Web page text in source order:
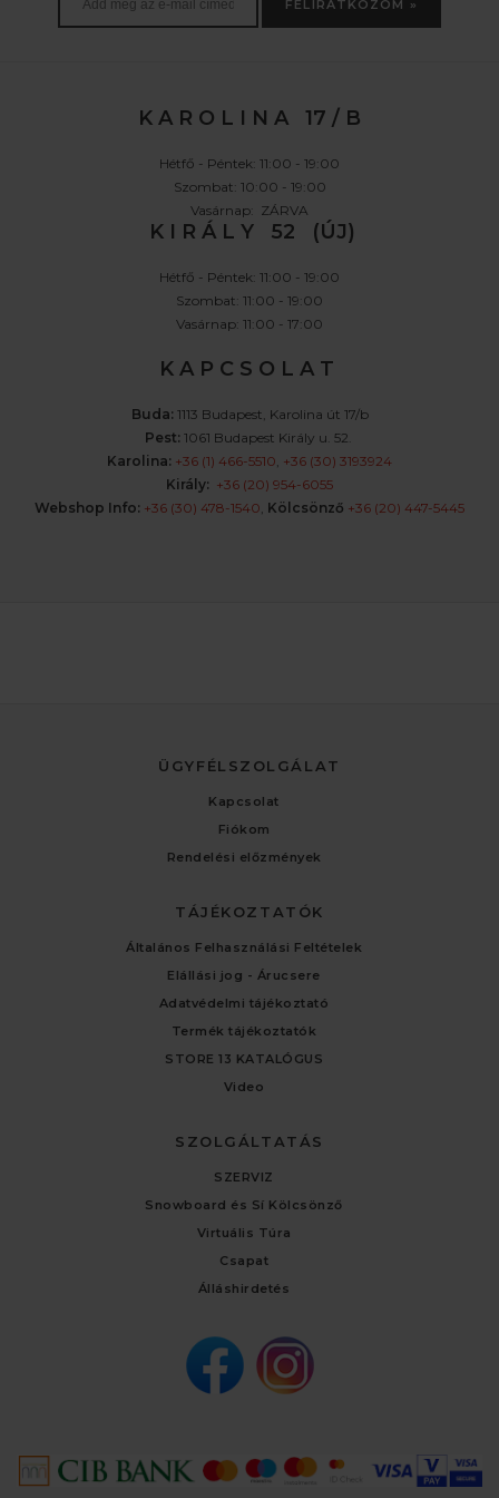
FELIRATKOZOM »
K A R O L I N A 17 / B
Hétfő - Péntek: 11:00 - 19:00
Szombat: 10:00 - 19:00
Vasárnap: ZÁRVA
K I R Á L Y 52 (ÚJ)
Hétfő - Péntek: 11:00 - 19:00
Szombat: 11:00 - 19:00
Vasárnap: 11:00 - 17:00
K A P C S O L A T
Buda: 1113 Budapest, Karolina út 17/b
Pest: 1061 Budapest Király u. 52.
Karolina: +36 (1) 466-5510 +36 (30) 3193924
Király: +36 (20) 954-6055
Webshop Info: +36 (30) 478-1540 Kölcsönző +36 (20) 447-5445
ÜGYFÉLSZOLGÁLAT
Kapcsolat
Fiókom
Rendelési előzmények
TÁJÉKOZTATÓK
Általános Felhasználási Feltételek
Elállási jog - Árucsere
Adatvédelmi tájékoztató
Termék tájékoztatók
STORE 13 KATALÓGUS
Video
SZOLGÁLTATÁS
SZERVIZ
Snowboard és Sí Kölcsönző
Virtuális Túra
Csapat
Álláshirdetés